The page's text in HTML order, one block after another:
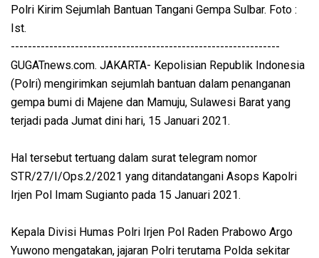
Polri Kirim Sejumlah Bantuan Tangani Gempa Sulbar. Foto :
Ist.
---------------------------------------------------------------
GUGATnews.com. JAKARTA- Kepolisian Republik Indonesia
(Polri) mengirimkan sejumlah bantuan dalam penanganan
gempa bumi di Majene dan Mamuju, Sulawesi Barat yang
terjadi pada Jumat dini hari, 15 Januari 2021.
Hal tersebut tertuang dalam surat telegram nomor
STR/27/I/Ops.2/2021 yang ditandatangani Asops Kapolri
Irjen Pol Imam Sugianto pada 15 Januari 2021.
Kepala Divisi Humas Polri Irjen Pol Raden Prabowo Argo
Yuwono mengatakan, jajaran Polri terutama Polda sekitar